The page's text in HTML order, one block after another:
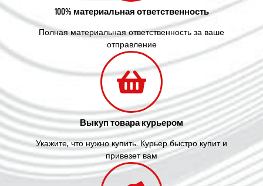
100% материальная ответственность
Полная материальная ответственность за ваше
отправление
Выкуп товара курьером
Укажите, что нужно купить. Курьер быстро купит и
привезет вам